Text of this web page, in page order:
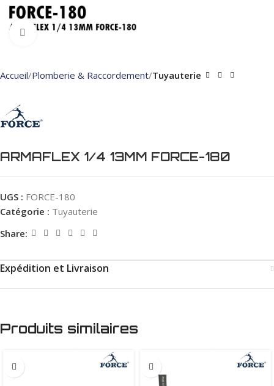
Click to enlarge
Accueil Plomberie & Raccordement Tuyauterie
ARMAFLEX 1/4 13MM FORCE-180
UGS : FORCE-180
Catégorie : Tuyauterie
Share:
Expédition et Livraison
Produits similaires